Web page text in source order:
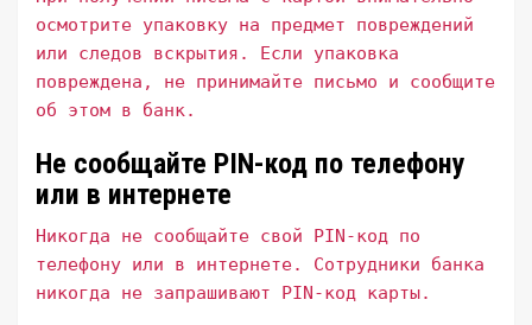
осмотрите упаковку на предмет повреждений
или следов вскрытия. Если упаковка
повреждена, не принимайте письмо и сообщите
об этом в банк.
Не сообщайте PIN-код по телефону
или в интернете
Никогда не сообщайте свой PIN-код по
телефону или в интернете. Сотрудники банка
никогда не запрашивают PIN-код карты.